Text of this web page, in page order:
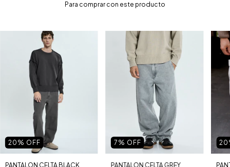
Para comprar con este producto
20 % OFF
PANTALON CELTA BLACK
7 % OFF
PANTALON CELTA GREY
20